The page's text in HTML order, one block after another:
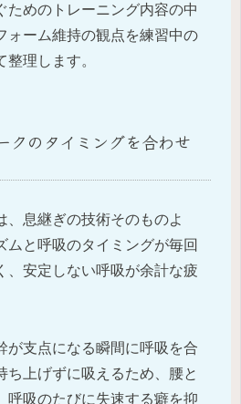
ためのトレーニング内容の中
ォーム維持の観点を練習中の
理します。
クのタイミングを合わせ
、息継ぎの技術そのものよ
ムと呼吸のタイミングが毎回
、安定しない呼吸が余計な疲
が支点になる瞬間に呼吸を合
ち上げずに吸えるため、腰と
呼吸のたびに失速する癖を抑